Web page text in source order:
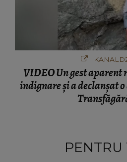
VIDEO Un gest
indignare și a declanșat
PENTRU